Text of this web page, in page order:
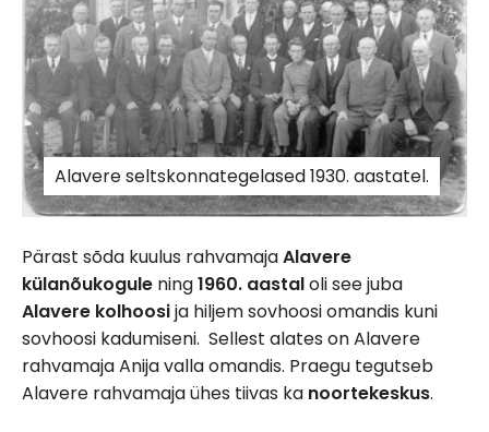
Alavere seltskonnategelased 1930. aastatel.
Pärast sõda kuulus rahvamajaAlavere
külanõukogule ning1960. aastaloli see juba
Alavere kolhoosija hiljem sovhoosi omandis kuni
sovhoosi kadumiseni. Sellest alates on Alavere
rahvamaja Anija valla omandis. Praegu tegutseb
Alavere rahvamaja ühes tiivas ka noortekeskus.